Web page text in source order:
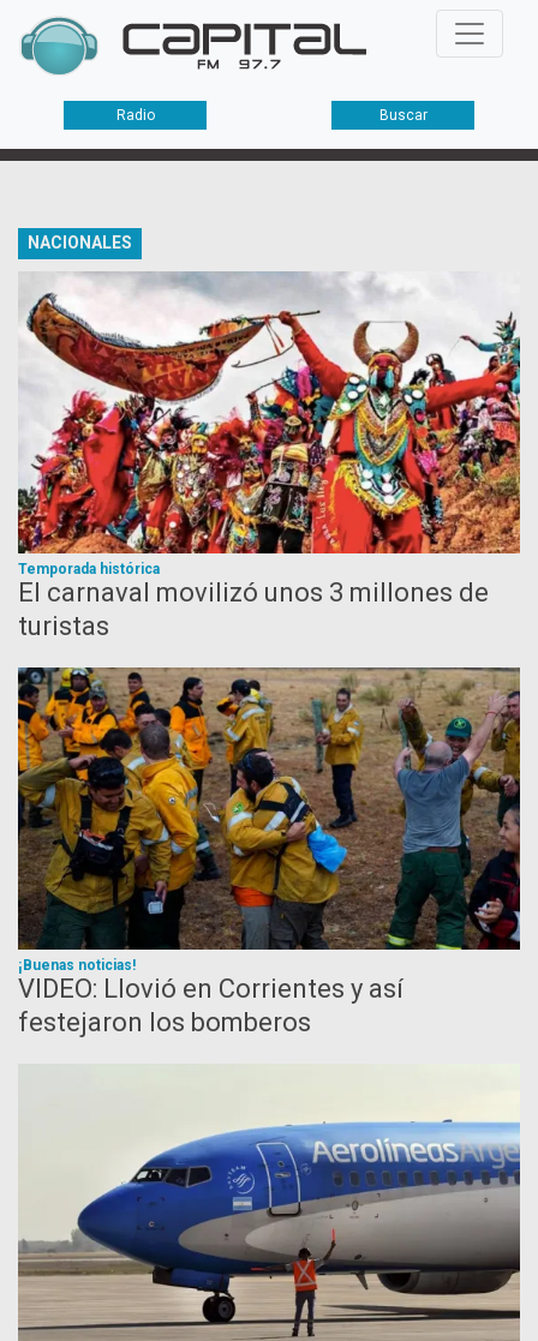
Radio Buscar
NACIONALES
Temporada histórica
El carnaval movilizó unos 3 millones de
turistas
¡Buenas noticias!
VIDEO: Llovió en Corrientes y así
festejaron los bomberos